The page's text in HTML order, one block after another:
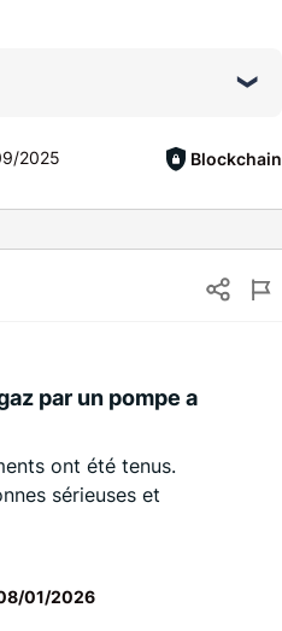
2025 Blockchain
par un pompe a
ont été tenus.
sérieuses et
01/2026